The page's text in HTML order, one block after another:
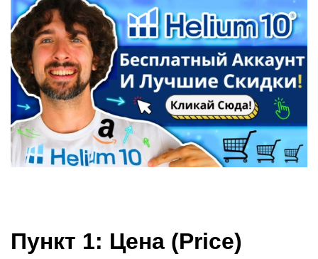
Пункт 1: Цена (Price)